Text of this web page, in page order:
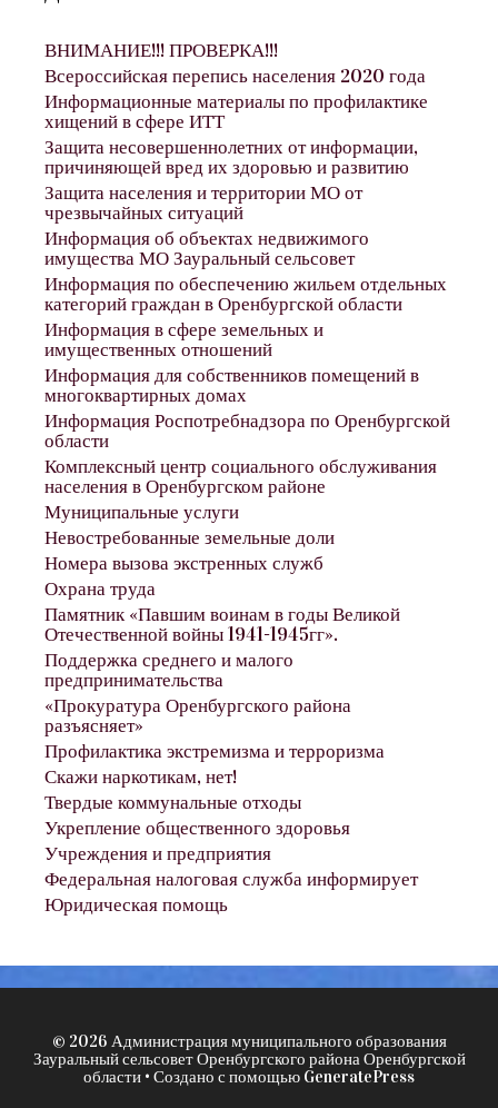
ВНИМАНИЕ!!! ПРОВЕРКА!!!
Всероссийская перепись населения 2020 года
Информационные материалы по профилактике
хищений в сфере ИТТ
Защита несовершеннолетних от информации,
причиняющей вред их здоровью и развитию
Защита населения и территории МО от
чрезвычайных ситуаций
Информация об объектах недвижимого
имущества МО Зауральный сельсовет
Информация по обеспечению жильем отдельных
категорий граждан в Оренбургской области
Информация в сфере земельных и
имущественных отношений
Информация для собственников помещений в
многоквартирных домах
Информация Роспотребнадзора по Оренбургской
области
Комплексный центр социального обслуживания
населения в Оренбургском районе
Муниципальные услуги
Невостребованные земельные доли
Номера вызова экстренных служб
Охрана труда
Памятник «Павшим воинам в годы Великой
Отечественной войны 1941-1945гг».
Поддержка среднего и малого
предпринимательства
«Прокуратура Оренбургского района
разъясняет»
Профилактика экстремизма и терроризма
Скажи наркотикам, нет!
Твердые коммунальные отходы
Укрепление общественного здоровья
Учреждения и предприятия
Федеральная налоговая служба информирует
Юридическая помощь
© 2026 Администрация муниципального образования
Зауральный сельсовет Оренбургского района Оренбургской
области • Создано с помощью GeneratePress